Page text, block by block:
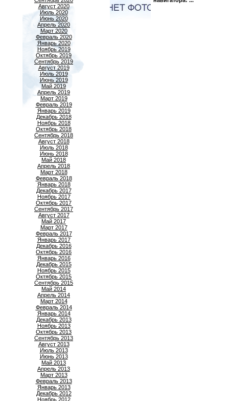
Август 2020
Июль 2020
Июнь 2020
Апрель 2020
Март 2020
Февраль 2020
Январь 2020
Ноябрь 2019
Октябрь 2019
Сентябрь 2019
Август 2019
Июль 2019
Июнь 2019
Май 2019
Апрель 2019
Март 2019
Февраль 2019
Январь 2019
Декабрь 2018
Ноябрь 2018
Октябрь 2018
Сентябрь 2018
Август 2018
Июль 2018
Июнь 2018
Май 2018
Апрель 2018
Март 2018
Февраль 2018
Январь 2018
Декабрь 2017
Ноябрь 2017
Октябрь 2017
Сентябрь 2017
Август 2017
Май 2017
Март 2017
Февраль 2017
Январь 2017
Декабрь 2016
Октябрь 2016
Январь 2016
Декабрь 2015
Ноябрь 2015
Октябрь 2015
Сентябрь 2015
Май 2014
Апрель 2014
Март 2014
Февраль 2014
Январь 2014
Декабрь 2013
Ноябрь 2013
Октябрь 2013
Сентябрь 2013
Август 2013
Июль 2013
Июнь 2013
Май 2013
Апрель 2013
Март 2013
Февраль 2013
Январь 2013
Декабрь 2012
Ноябрь 2012